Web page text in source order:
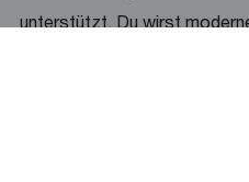
unterstützt. Du wirst